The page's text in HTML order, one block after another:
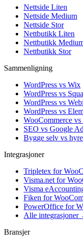
Nettside Liten
Nettside Medium
Nettside Stor
Nettbutikk Liten
Nettbutikk
Nettbutikk Stor
Sammenligning
WordPress vs Wix
WordPress vs
WordPress vs
WordPress vs
WooCommerce
SEO vs Google
Bygge selv vs
Integrasjoner
Tripletex for
Visma.net for
Visma
Fiken for
PowerOffice for
Alle integrasjoner
Bransjer